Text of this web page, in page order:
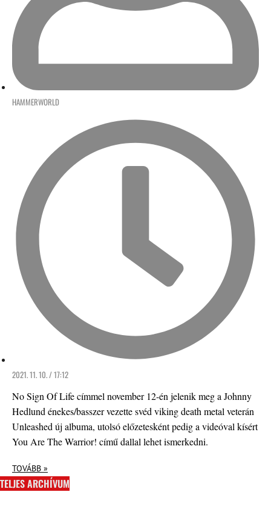
HAMMERWORLD
2021. 11. 10. / 17:12
No Sign Of Life címmel november 12-én jelenik meg a Johnny
Hedlund énekes/basszer vezette svéd viking death metal veterán
Unleashed új albuma, utolsó előzetesként pedig a videóval kísért
You Are The Warrior! című dallal lehet ismerkedni.
TOVÁBB »
TELJES ARCHÍVUM